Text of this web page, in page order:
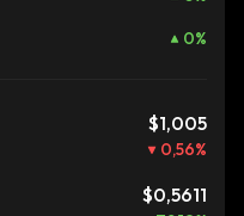
0%
$1,005
0,56%
$0,5611